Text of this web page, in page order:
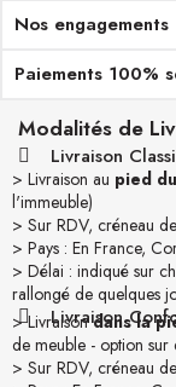
Nos engagements
Paiements 100%
Modalités de
Livraison
> Livraison au pied
l'immeuble)
> Sur RDV, créneau
> Pays : En France,
> Délai : indiqué sur
rallongé de quelques
Livraison
> Livraisondans la
de meuble - option sur
> Sur RDV, créneau